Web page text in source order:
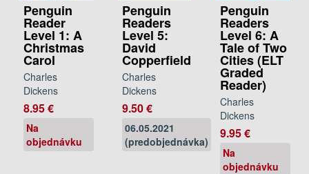
Penguin
Reader
Level 1: A
Christmas
Carol
Charles
Dickens
8.95 €
Na
objednávku
Penguin
Readers
Level 5:
David
Copperfield
Charles
Dickens
9.50 €
06.05.2021
(predobjednávka)
Penguin
Readers
Level 6: A
Tale of Two
Cities (ELT
Graded
Reader)
Charles
Dickens
9.95 €
Na
objednávku